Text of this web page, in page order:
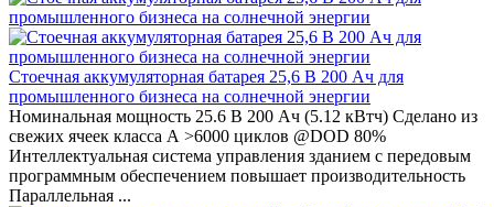
Стоечная аккумуляторная батарея 25,6 В 200 Ач для
промышленного бизнеса на солнечной энергии
Номинальная мощность 25.6 В 200 Ач (5.12 кВтч) Сделано из
свежих ячеек класса А >6000 циклов @DOD 80%
Интеллектуальная система управления зданием с передовым
программным обеспечением повышает производительность
Параллельная ...